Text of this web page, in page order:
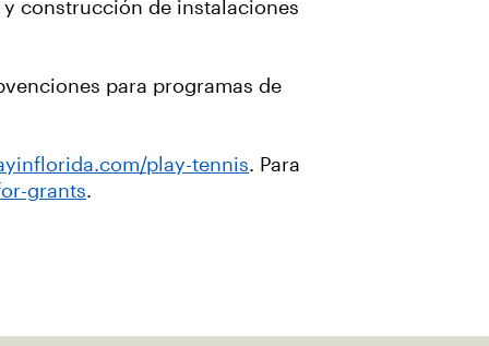
construcción de instalaciones
para programas de
play-tennis. Para
grants.